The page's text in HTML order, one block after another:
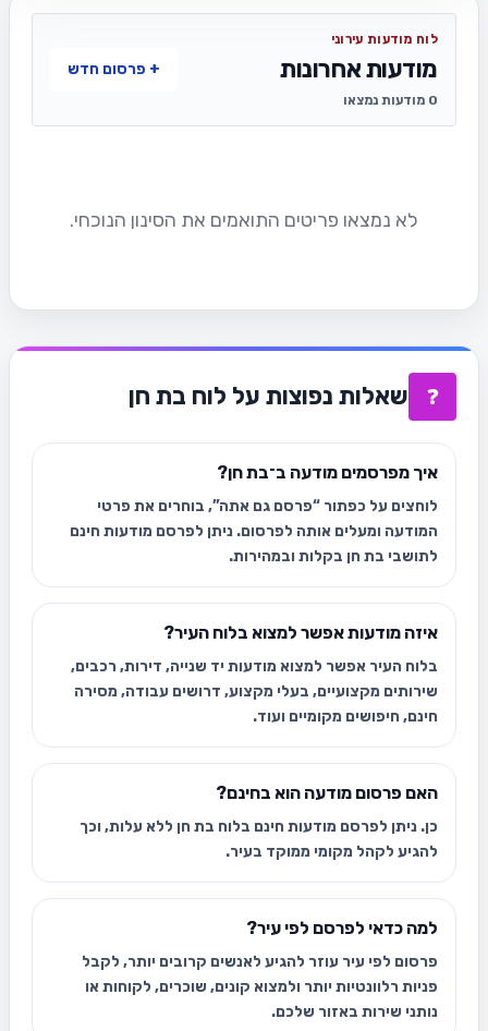
לוח מודעות עירוני
מודעות אחרונות
0 מודעות נמצאו
+ פרסום חדש
לא נמצאו פריטים התואמים את הסינון הנוכחי.
❓ שאלות נפוצות על לוח בת חן
איך מפרסמים מודעה ב־בת חן?
לוחצים על כפתור “פרסם גם אתה”, בוחרים את פרטי
המודעה ומעלים אותה לפרסום. ניתן לפרסם מודעות חינם
לתושבי בת חן בקלות ובמהירות.
איזה מודעות אפשר למצוא בלוח העיר?
בלוח העיר אפשר למצוא מודעות יד שנייה, דירות, רכבים,
שירותים מקצועיים, בעלי מקצוע, דרושים עבודה, מסירה
חינם, חיפושים מקומיים ועוד.
האם פרסום מודעה הוא בחינם?
כן. ניתן לפרסם מודעות חינם בלוח בת חן ללא עלות, וכך
להגיע לקהל מקומי ממוקד בעיר.
למה כדאי לפרסם לפי עיר?
פרסום לפי עיר עוזר להגיע לאנשים קרובים יותר, לקבל
פניות רלוונטיות יותר ולמצוא קונים, שוכרים, לקוחות או
נותני שירות באזור שלכם.